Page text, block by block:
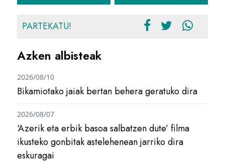
PARTEKATU!
Azken albisteak
Bikamiotako jaiak bertan behera geratuko dira
2026/08/10
‘Azerik eta erbik basoa salbatzen dute’ filma
ikusteko gonbitak astelehenean jarriko dira
eskuragai
2026/08/07